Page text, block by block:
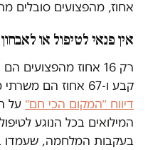
אחוז, מהפצועים סובלים
אין פנאי לטיפול או לאבחון
קבע ו-67 אחוז הם משרתי מילואים. הנתונים מאששים את
דיווח ״המקום הכי חם״ על
המילואים בכל הנוגע
בעקבות המלחמה, שעמדו